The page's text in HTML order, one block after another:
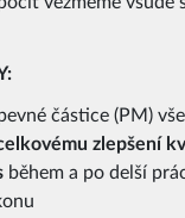
částice (PM)
zlepšení
během a po delší